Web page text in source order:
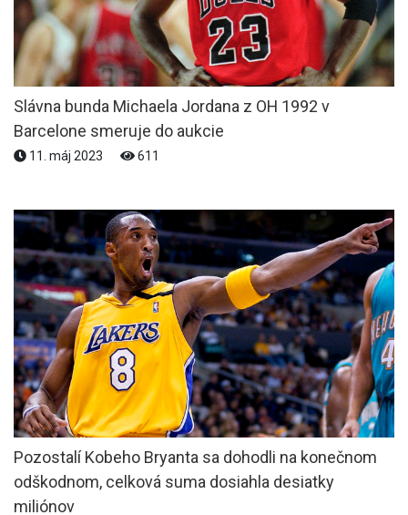
Slávna bunda Michaela Jordana z OH 1992 v
Barcelone smeruje do aukcie
11. máj 2023 611
Pozostalí Kobeho Bryanta sa dohodli na konečnom
odškodnom, celková suma dosiahla desiatky
miliónov